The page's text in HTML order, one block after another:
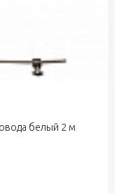
белый 2 м